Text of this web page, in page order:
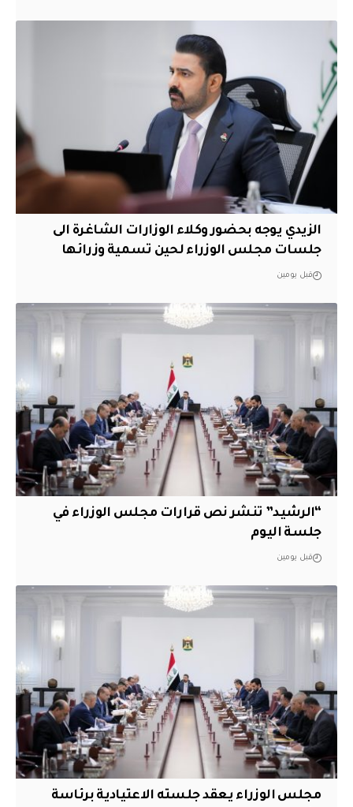
الزيدي يوجه بحضور وكلاء الوزارات الشاغرة الى
جلسات مجلس الوزراء لحين تسمية وزرائها
قبل يومين
“الرشيد” تنشر نص قرارات مجلس الوزراء في
جلسة اليوم
قبل يومين
مجلس الوزراء يعقد جلسته الاعتيادية برئاسة